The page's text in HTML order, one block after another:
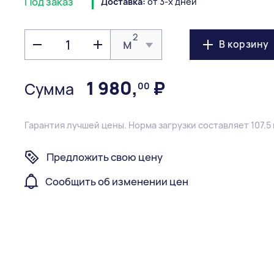
м2
Сумма 1 980, 00 ₽
В корзину
Гарантия лучшей цены. Норма загрузки составляет 107.5
Предложить свою цену
Сообщить об изменении цен